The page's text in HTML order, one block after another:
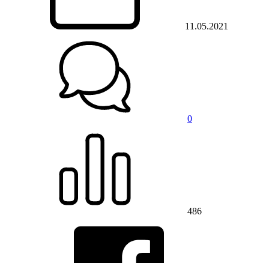
11.05.2021
0
486